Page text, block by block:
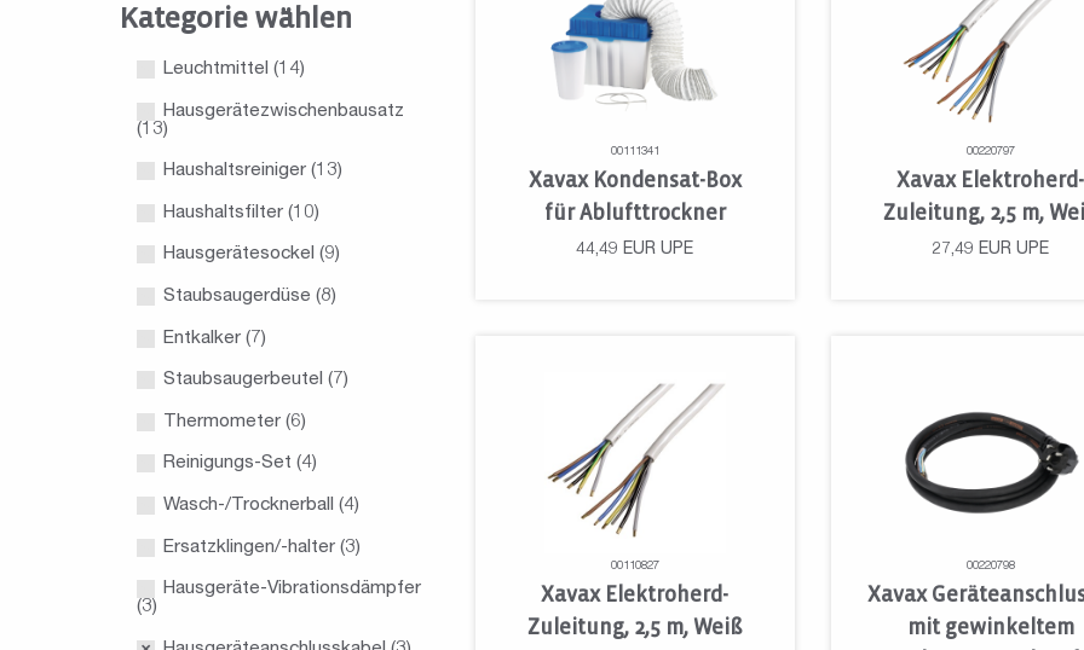
Kategorie wählen
Leuchtmittel (14)
Hausgerätezwischenbausatz
(13)
Haushaltsreiniger (13)
Haushaltsfilter (10)
Hausgerätesockel (9)
Staubsaugerdüse (8)
Entkalker (7)
Staubsaugerbeutel (7)
Thermometer (6)
Reinigungs-Set (4)
Wasch-/Trocknerball (4)
Ersatzklingen/-halter (3)
Hausgeräte-Vibrationsdämpfer
(3)
00111341
Xavax Kondensat-Box
für Ablufttrockner
44,49 EUR UPE
00220797
Xavax Elektroherd-
Zuleitung, 2,5 m,
27,49 EUR UPE
00110827
Xavax Elektroherd-
Zuleitung, 2,5 m, Weiß
00220798
Xavax
mit gewinkeltem